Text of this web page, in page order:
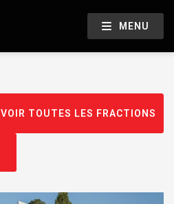
MENU
VOIR TOUTES LES FRACTIONS